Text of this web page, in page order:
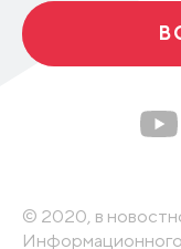
© 2020, в
Информационного